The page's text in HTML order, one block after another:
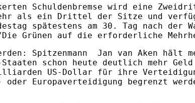
Schuldenbremse wird eine
als ein Drittel der Sitze und
spätestens am 30. Tag nach der
Die Grünen auf die erforderliche
Spitzenmann Jan van Aken hält
schon heute deutlich mehr
US-Dollar für ihre
Europaverteidigung begrenzt